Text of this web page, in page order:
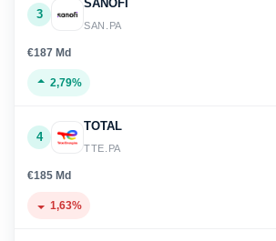
3
SANOFI
SAN.PA
€187 Md
2,79%
4
TOTAL
TTE.PA
€185 Md
1,63%